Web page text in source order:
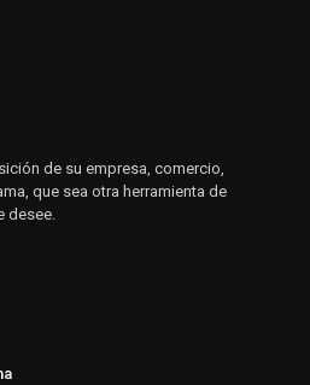
de su empresa, comercio,
que sea otra herramienta de
desee.